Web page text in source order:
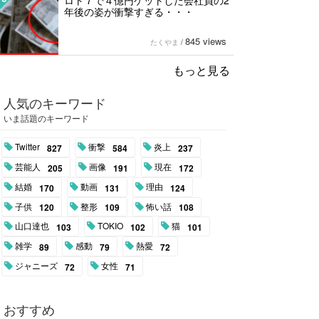
年後の姿が衝撃すぎる・・・
たくやま / 845 views
もっと見る
人気のキーワード
いま話題のキーワード
Twitter 827 衝撃 584 炎上 237
芸能人 205 画像 191 現在 172
結婚 170 動画 131 理由 124
子供 120 整形 109 怖い話 108
山口達也 103 TOKIO 102 猫 101
雑学 89 感動 79 熱愛 72
ジャニーズ 72 女性 71
おすすめ